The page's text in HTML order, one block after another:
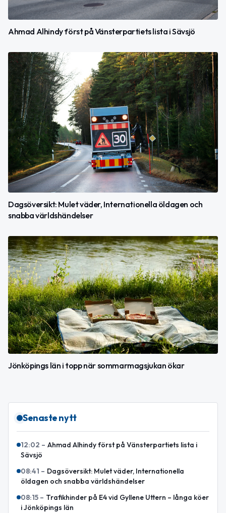
Ahmad Alhindy först på Vänsterpartiets lista i Sävsjö
Dagsöversikt: Mulet väder, Internationella öldagen och
snabba världshändelser
Jönköpings län i topp när sommarmagsjukan ökar
Senaste nytt
12:02 – Ahmad Alhindy först på Vänsterpartiets lista i
Sävsjö
08:41 – Dagsöversikt: Mulet väder, Internationella
öldagen och snabba världshändelser
08:15 – Trafikhinder på E4 vid Gyllene Uttern – långa köer
i Jönköpings län